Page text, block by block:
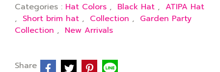
Categories : Hat Colors , Black Hat , ATIPA Hat
, Short brim hat , Collection , Garden Party
Collection , New Arrivals
Share